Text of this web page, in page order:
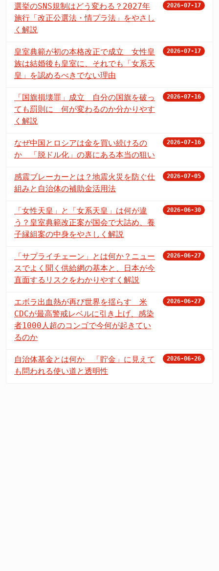
選挙のSNS規制はどう変わる？2027年
施行「改正公選法・情プラ法」をやさし
く解説
2026-07-17
皇室典範が初の本格改正で成立 女性皇
族は結婚後も皇室に、それでも「女系天
皇」を認めるべきでない理由
2026-07-17
「国旗損壊罪」成立 自分の国旗を破っ
ても罰則に 何が変わるのか分かりやす
く解説
2026-07-16
なぜ中国とロシアは金を買い続けるの
か 「脱ドル化」の裏にある本当の狙い
2026-07-16
感震ブレーカーとは？地震火災を防ぐ仕
組みと自治体の補助金活用法
2026-07-05
「女性天皇」と「女系天皇」は何が違
う？皇室典範改正案が国会で大詰め、養
子縁組案の中身をやさしく解説
2026-06-30
「サプライチェーン」とは何か？ニュー
スでよく聞く供給網の基本と、日本が今
直面するリスクをわかりやすく解説
2026-06-27
エボラ出血熱が再び世界を揺らす 米
CDCが最高警戒レベルに引き上げ、感染
者1000人超のコンゴで今何が起きてい
るのか
2026-06-27
自治体基金とは何か 「貯金」に見えて
も問われる使い道と透明性
2026-06-26